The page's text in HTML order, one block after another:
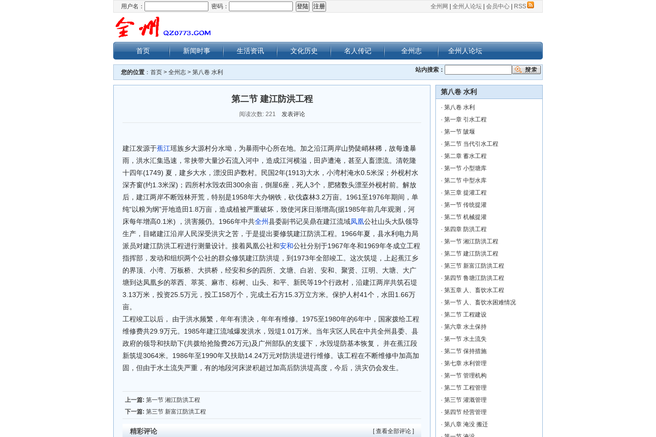
全州网 全州人论坛 会员中心 RSS
用户名： 密码：
首页 新闻时事 生活资讯 文化历史 名人传记 全州志 全州人论坛
您的位置 ： 首页 > 全州志 > 第八卷 水利 站内搜索：
第二节 建江防洪工程
阅读次数: 221 发表评论
建江发源于蕉江瑶族乡大源村分水坳，为暴雨中心所在地。加之沿江两岸山势陡峭林稀，故每逢暴
雨，洪水汇集迅速，常挟带大量沙石流入河中，造成江河横溢，田庐遭淹，甚至人畜漂流。清乾隆
十四年(1749) 夏，建乡大水，漂没田庐数村。民国2年(1913)大水，小湾村淹水0.5米深；外枧村水
深齐窗(约1.3米深)；四所村水毁农田300余亩，倒屋6座，死人3个，肥猪数头漂至外枧村前。解放
后，建江两岸不断毁林开荒，特别是1958年大办钢铁，砍伐森林3.2万亩。1961至1976年期间，单
纯“以粮为纲”开地造田1.8万亩，造成植被严重破坏，致使河床日渐增高(据1985年前几年观测，河
床每年增高0.1米) ，洪害频仍。1966年中共全州县委副书记吴鼎在建江流域凤凰公社山头大队领导
生产，目睹建江沿岸人民深受洪灾之苦，于是提出要修筑建江防洪工程。1966年夏，县水利电力局
派员对建江防洪工程进行测量设计。接着凤凰公社和安和公社分别于1967年冬和1969年冬成立工程
指挥部，发动和组织两个公社的群众修筑建江防洪堤，到1973年全部竣工。这次筑堤，上起蕉江乡
的界顶、小湾、万板桥、大拱桥，经安和乡的四所、文塘、白岩、安和、聚贤、江明、大塘、大广
塘到达凤凰乡的萃西、萃英、麻市、棕树、山头、和平、新民等19个行政村，沿建江两岸共筑石堤
3.13万米，投资25.5万元，投工158万个，完成土石方15.3万立方米。保护人村41个，水田1.66万
亩。
工程竣工以后， 由于洪水频繁，年年有溃决，年年有维修。1975至1980年的6年中，国家拨给工程
维修费共29.9万元。1985年建江流域爆发洪水，毁堤1.01万米。当年灾区人民在中共全州县委、县
政府的领导和扶助下(共拨给抢险费26万元)及广州部队的支援下，水毁堤防基本恢复， 并在蕉江段
新筑堤3064米。1986年至1990年又扶助14.24万元对防洪堤进行维修。该工程在不断维修中加高加
固，但由于水土流失严重，有的地段河床淤积超过加高后防洪堤高度，今后，洪灾仍会发生。
上一篇: 第一节 湘江防洪工程
下一篇: 第三节 新富江防洪工程
[ 查看全部评论 ]
精彩评论
第八卷 水利
· 第八卷 水利
· 第一章 引水工程
· 第一节 陂堰
· 第二节 当代引水工程
· 第二章 蓄水工程
· 第一节 小型塘库
· 第二节 中型水库
· 第三章 提灌工程
· 第一节 传统提灌
· 第二节 机械提灌
· 第四章 防洪工程
· 第一节 湘江防洪工程
· 第二节 建江防洪工程
· 第三节 新富江防洪工程
· 第四节 鲁塘江防洪工程
· 第五章 人、畜饮水工程
· 第一节 人、畜饮水困难情况
· 第二节 工程建设
· 第六章 水土保持
· 第一节 水土流失
· 第二节 保持措施
· 第七章 水利管理
· 第一节 管理机构
· 第二节 工程管理
· 第三节 灌溉管理
· 第四节 经营管理
· 第八章 淹没 搬迁